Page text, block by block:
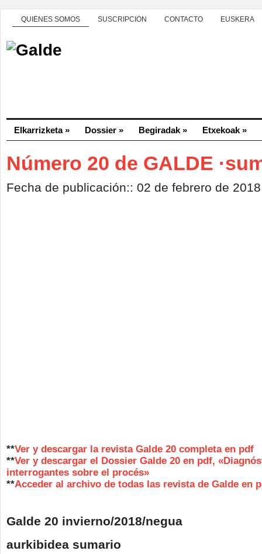
QUIÉNES SOMOS SUSCRIPCIÓN CONTACTO EUSKERA
Elkarrizketa» Dossier » Begiradak » Etxekoak »
Número 20 de GALDE
Fecha de publicación:: 02 de febrero de 2018
**Ver y descargar la revista Galde 20 completa en pdf
**Ver y descargar el Dossier Galde 20 en pdf,
interrogantes sobre el procés»
**Acceder al archivo de todas las revista de Galde en
Galde 20 invierno/2018/negua
aurkibidea sumario